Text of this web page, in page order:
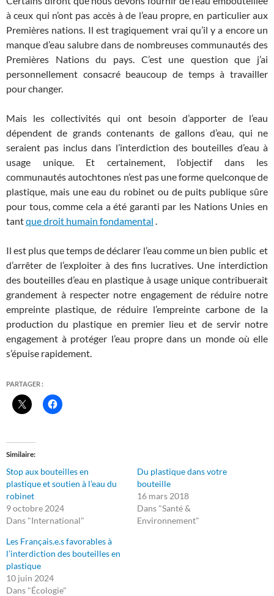
à ceux qui n’ont pas accès à de l’eau propre, en particulier aux
Premières nations. Il est tragiquement vrai qu’il y a encore un
manque d’eau salubre dans de nombreuses communautés des
Premières Nations du pays. C’est une question que j’ai
personnellement consacré beaucoup de temps à travailler
pour changer.
Mais les collectivités qui ont besoin d’apporter de l’eau
dépendent de grands contenants de gallons d’eau, qui ne
seraient pas inclus dans l’interdiction des bouteilles d’eau à
usage unique. Et certainement, l’objectif dans les
communautés autochtones n’est pas une forme quelconque de
plastique, mais une eau du robinet ou de puits publique sûre
pour tous, comme cela a été garanti par les Nations Unies en
tantque droit humain fondamental .
Il est plus que temps de déclarer l’eau comme un bien public et
d’arrêter de l’exploiter à des fins lucratives. Une interdiction
des bouteilles d’eau en plastique à usage unique contribuerait
grandement à respecter notre engagement de réduire notre
empreinte plastique, de réduire l’empreinte carbone de la
production du plastique en premier lieu et de servir notre
engagement à protéger l’eau propre dans un monde où elle
s’épuise rapidement.
PARTAGER :
Similaire
Stop aux bouteilles en
plastique et soutien à l’eau du
robinet
9 octobre 2024
Dans "International"
Du plastique dans votre
bouteille
16 mars 2018
Dans "Santé &
Environnement"
Les Français.e.s favorables à
l’interdiction des bouteilles en
plastique
10 juin 2024
Dans "Écologie"